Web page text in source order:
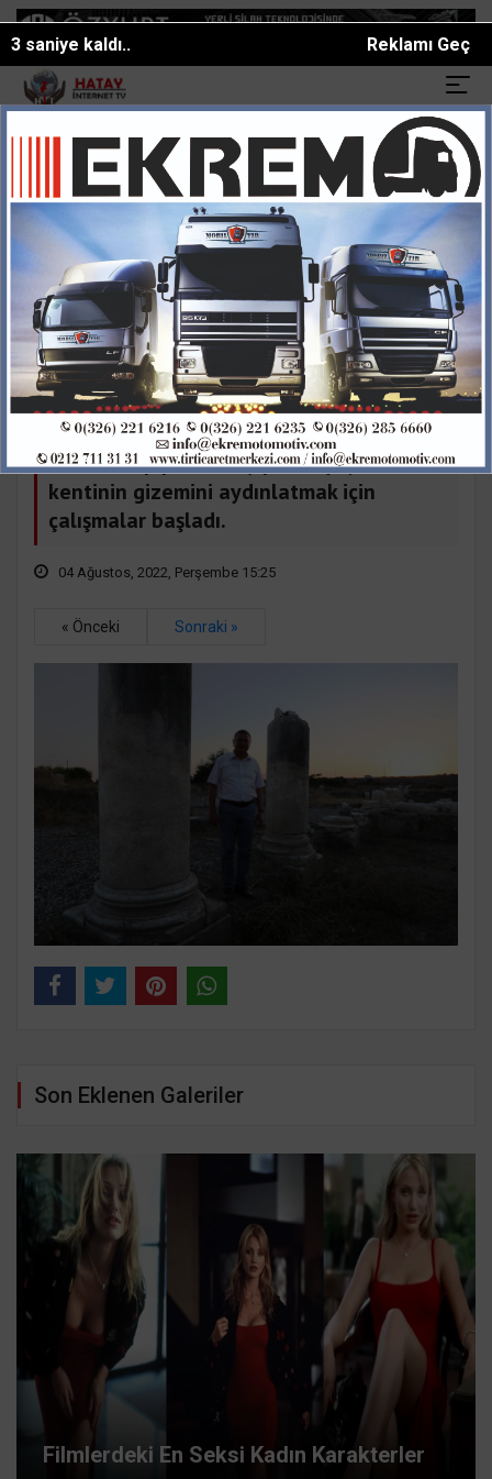
Reklamı Geç
0 saniye kaldı..
SON DAKİKA:
yeğeni motosiklet ka... Kahramanmaraşta 6 gündür kayıp yaşlı
Turistik Yerler Ünlüler Enler Hatay
EPIPHANEIA ANTİK KENTİ GÜN
YÜZÜNE ÇIKIYOR
Hatay’ın Erzin ilçesinde yer alan ve antik
isimlerinden biri Issos olan ovada
bulunan Epiphaneia (Epifaneya) antik
kentinin gizemini aydınlatmak için
çalışmalar başladı.
04 Ağustos, 2022, Perşembe 15:25
« Önceki Sonraki »
Son Eklenen Galeriler
Filmlerdeki En Seksi Kadın Karakterler